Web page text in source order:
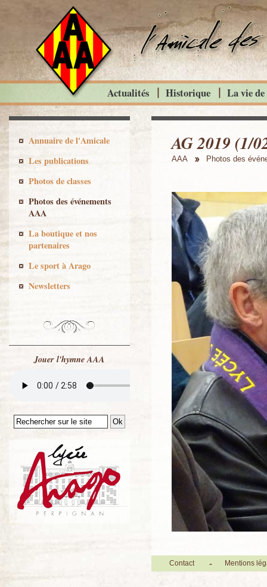
AG 2019 (1/
AAA Photos des
Actualités Historique La vie
Annuaire de l'Amicale
Les publications
Photos de classes
Photos des événements
AAA
La boutique et nos
partenaires
Le sport à Arago
Newsletters
Jouer l'hymne AAA
Contact Mentions